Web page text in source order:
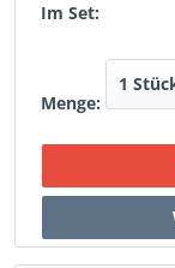
Im Set:
Menge: